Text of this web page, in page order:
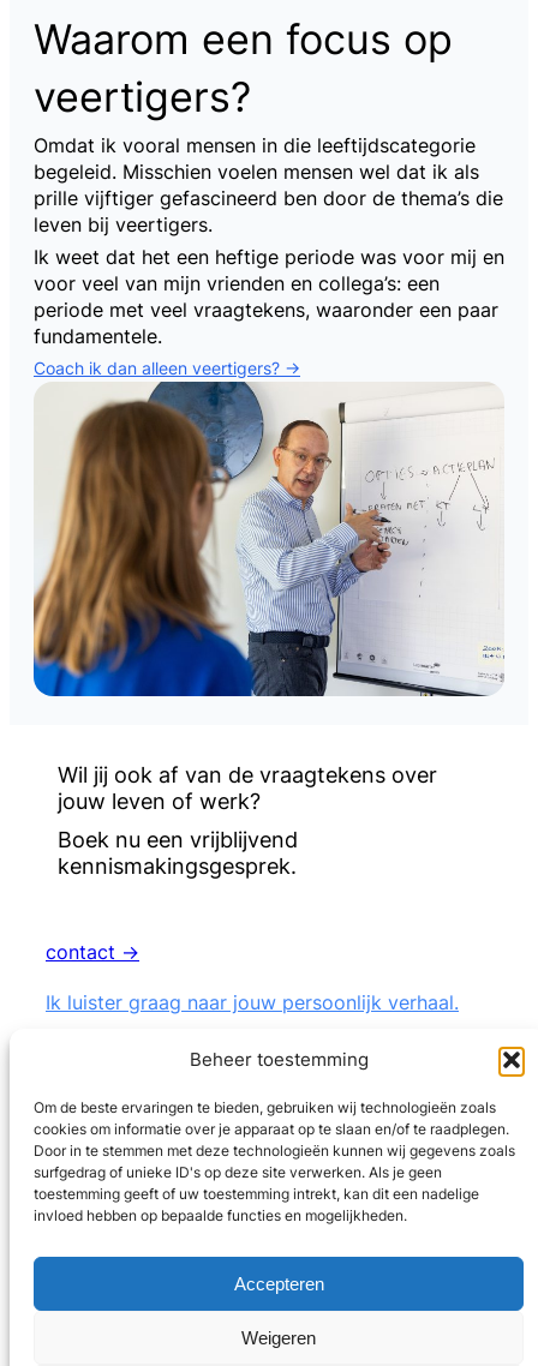
Beheer toestemming
Om de beste ervaringen te bieden, gebruiken wij technologieën zoals
cookies om informatie over je apparaat op te slaan en/of te raadplegen.
Door in te stemmen met deze technologieën kunnen wij gegevens zoals
surfgedrag of unieke ID's op deze site verwerken. Als je geen
toestemming geeft of uw toestemming intrekt, kan dit een nadelige
invloed hebben op bepaalde functies en mogelijkheden.
Accepteren
Weigeren
Waarom een focus op
veertigers?
Omdat ik vooral mensen in die leeftijdscategorie
begeleid. Misschien voelen mensen wel dat ik als
prille vijftiger gefascineerd ben door de thema’s die
leven bij veertigers.
Ik weet dat het een heftige periode was voor mij en
voor veel van mijn vrienden en collega’s: een
periode met veel vraagtekens, waaronder een paar
fundamentele.
Coach ik dan alleen veertigers? ->
Wil jij ook af van de vraagtekens over
jouw leven of werk?
Boek nu een vrijblijvend
kennismakingsgesprek.
contact →
Ik luister graag naar jouw persoonlijk verhaal.
LinkedIn
privacybeleid
contact ->